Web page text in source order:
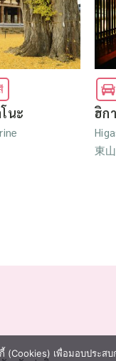
นะ ฮิก
東
(Cookies) เพื่อมอบประส